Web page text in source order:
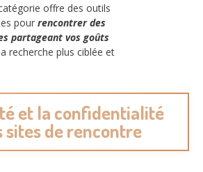
offre des outils
pour rencontrer des
partageant vos goûts
recherche plus ciblée et
et la confidentialité
sites de rencontre